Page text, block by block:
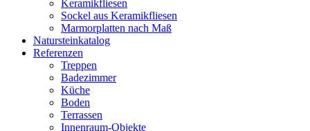
Keramikfliesen
Sockel aus Keramikfliesen
Marmorplatten nach Maß
Natursteinkatalog
Referenzen
Treppen
Badezimmer
Küche
Boden
Terrassen
Innenraum-Objekte